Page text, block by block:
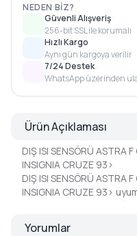
NEDEN BIZ?
Güvenli Alışveriş
256-bit SSL ile korumalı
Hızlı Kargo
Aynı gün kargoya verilir
7/24 Destek
WhatsApp üzerinden
Ürün Açıklaması
DIŞ ISI SENSÖRÜ ASTRA
INSIGNIA CRUZE 93>
DIŞ ISI SENSÖRÜ ASTRA
INSIGNIA CRUZE 93>
Yorumlar